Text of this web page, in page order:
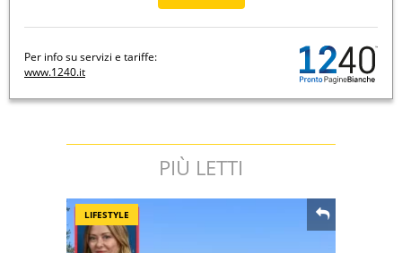
Per info su servizi e tariffe:
www.1240.it
PIÙ LETTI
LIFESTYLE